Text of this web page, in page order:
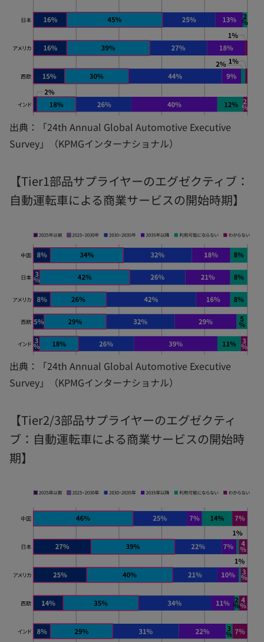
出典：「24th Annual Global Automotive Executive
Survey」（KPMGインターナショナル）
【Tier1部品サプライヤーのエグゼクティブ：
自動運転車による商業サービスの開始時期】
出典：「24th Annual Global Automotive Executive
Survey」（KPMGインターナショナル）
【Tier2/3部品サプライヤーのエグゼクティ
ブ：自動運転車による商業サービスの開始時
期】